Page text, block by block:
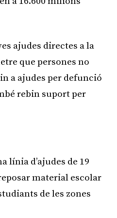
ajudes directes a la
que persones no
a ajudes per defunció
rebin suport per
línia d’ajudes de 19
material escolar
de les zones